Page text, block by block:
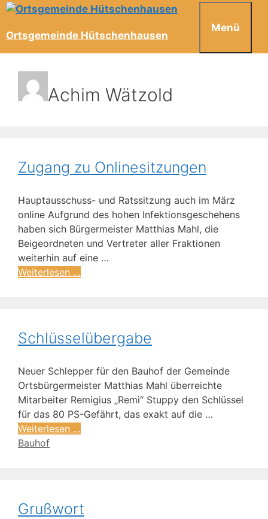
Ortsgemeinde Hütschenhausen
Menü
Achim Wätzold
Zugang zu Onlinesitzungen
Hauptausschuss- und Ratssitzung auch im März
online Aufgrund des hohen Infektionsgeschehens
haben sich Bürgermeister Matthias Mahl, die
Beigeordneten und Vertreter aller Fraktionen
weiterhin auf eine …
Weiterlesen …
Schlüsselübergabe
Neuer Schlepper für den Bauhof der Gemeinde
Ortsbürgermeister Matthias Mahl überreichte
Mitarbeiter Remigius „Remi“ Stuppy den Schlüssel
für das 80 PS-Gefährt, das exakt auf die …
Weiterlesen …
Bauhof
Grußwort